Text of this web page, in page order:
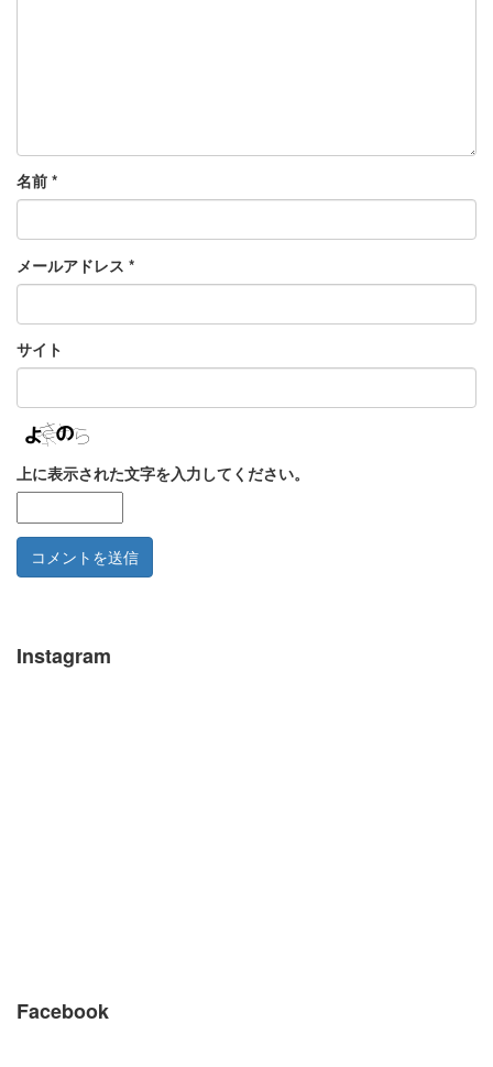
名前 *
メールアドレス *
サイト
上に表示された文字を入力してください。
Instagram
Facebook